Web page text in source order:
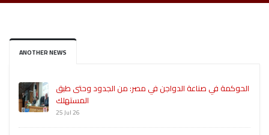
ANOTHER NEWS
الحوكمة في صناعة الدواجن في مصر: من الجدود وحتى طبق
المستهلك
25 Jul 26